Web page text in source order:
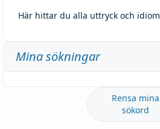
Här hittar du alla uttryck och idiom
Mina sökningar
Rensa mina
sökord